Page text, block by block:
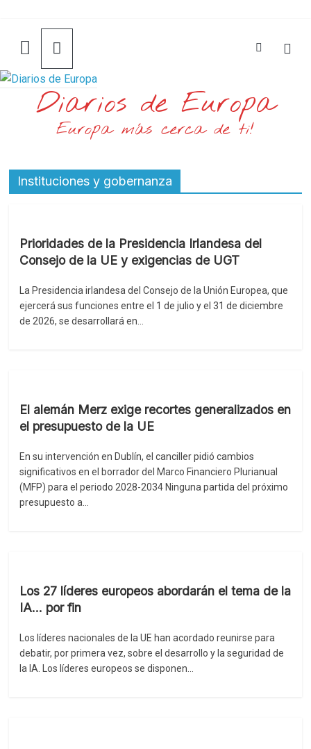
contenido
Diarios de Europa
Europa más cerca de ti!
Instituciones y gobernanza
Prioridades de la Presidencia Irlandesa del
Consejo de la UE y exigencias de UGT
La Presidencia irlandesa del Consejo de la Unión Europea, que
ejercerá sus funciones entre el 1 de julio y el 31 de diciembre
de 2026, se desarrollará en…
El alemán Merz exige recortes generalizados en
el presupuesto de la UE
En su intervención en Dublín, el canciller pidió cambios
significativos en el borrador del Marco Financiero Plurianual
(MFP) para el periodo 2028-2034 Ninguna partida del próximo
presupuesto a…
Los 27 líderes europeos abordarán el tema de la
IA… por fin
Los líderes nacionales de la UE han acordado reunirse para
debatir, por primera vez, sobre el desarrollo y la seguridad de
la IA. Los líderes europeos se disponen…